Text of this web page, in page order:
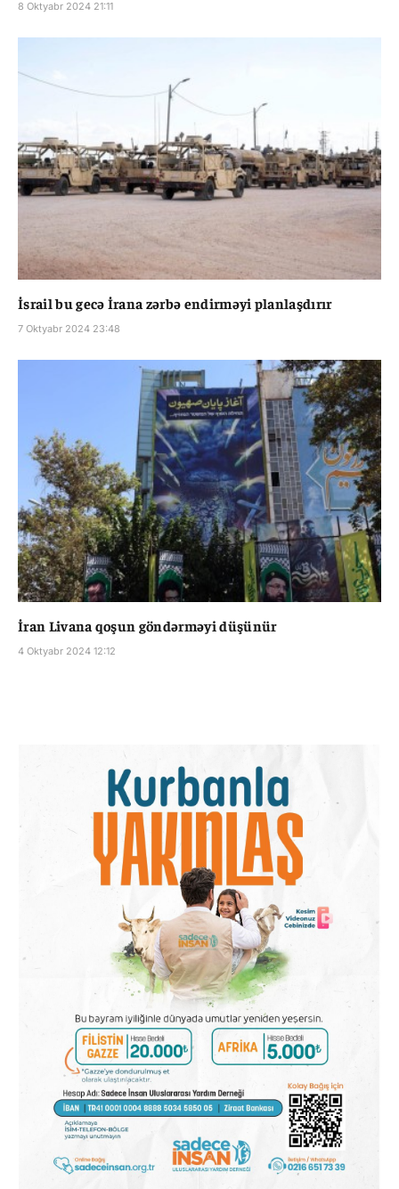
8 Oktyabr 2024 21:11
İsrail bu gecə İrana zərbə endirməyi planlaşdırır
7 Oktyabr 2024 23:48
İran Livana qoşun göndərməyi düşünür
4 Oktyabr 2024 12:12